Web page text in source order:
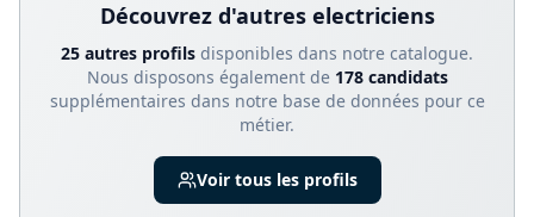
Découvrez d'autres electriciens
25 autres profils disponibles dans notre catalogue.
Nous disposons également de 178candidats
supplémentaires dans notre base de données pour ce
métier.
Voir tous les profils